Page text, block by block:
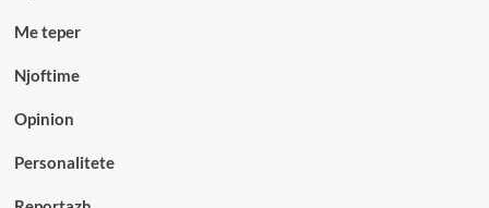
Me teper
Njoftime
Opinion
Personalitete